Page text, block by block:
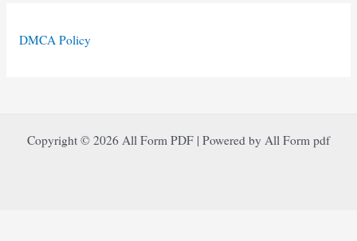
DMCA Policy
Copyright © 2026 All Form PDF | Powered by All Form pdf